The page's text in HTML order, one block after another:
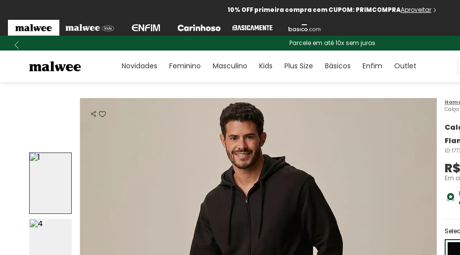
10% OFF primeira compra com CUPOM: PRIMCOMPRAAproveitar
Parcele em até 10x sem juros
Novidades Feminino Masculino Kids Plus Size Básicos Enfim Outlet
ID:
R$
Em